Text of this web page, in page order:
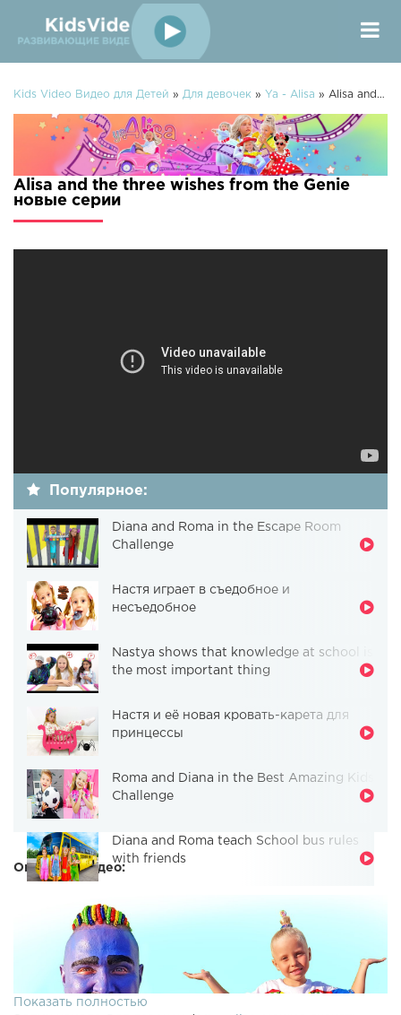
Kids Video Видео для Детей » Для девочек » Ya - Alisa » Alisa and the three wishes from the Genie
Alisa and the three wishes from the Genie
новые серии
Популярное:
Diana and Roma in the Escape Room
Challenge
Настя играет в съедобное и
несъедобное
Nastya shows that knowledge at school is
the most important thing
Настя и её новая кровать-карета для
принцессы
Roma and Diana in the Best Amazing Kids
Challenge
Diana and Roma teach School bus rules
with friends
Описание видео:
Показать полностью